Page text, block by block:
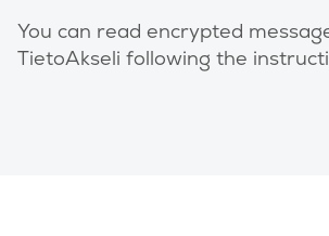
You can read encrypted
TietoAkseli following the